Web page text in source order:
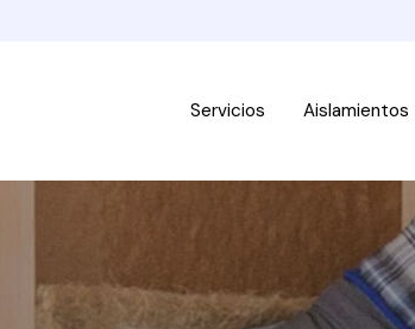
Servicios Aislamientos